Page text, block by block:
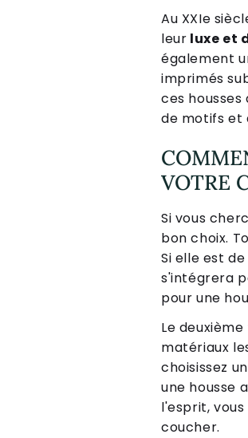
Au XXIe
leur luxe et
également
imprimés
ces
de motifs et
VOTRE
Si vous
bon choix.
Si elle est
s'intégrera
pour une
Le
matériaux
choisissez
une housse
l'esprit,
coucher.